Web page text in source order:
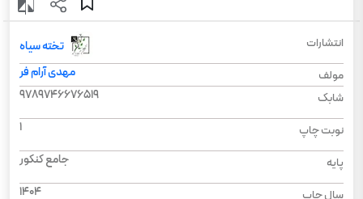
انتشارات
تخته سیاه
مولف
مهدی آرام فر
شابک
9789746676519
نوبت چاپ 1
پایه جامع کنکور
سال چاپ 1404